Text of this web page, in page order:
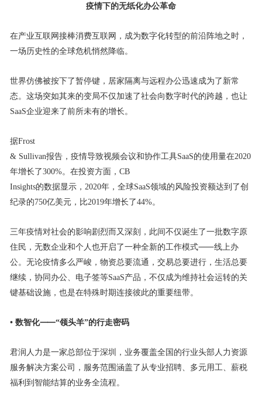
疫情下的无纸化办公革命
在产业互联网接棒消费互联网，成为数字化转型的前沿阵地之时，
一场历史性的全球危机悄然降临。
世界仿佛被按下了暂停键，居家隔离与远程办公迅速成为了新常
态。这场突如其来的变局不仅加速了社会向数字时代的跨越，也让
SaaS企业迎来了前所未有的增长。
据Frost
& Sullivan报告，疫情导致视频会议和协作工具SaaS的使用量在2020
年增长了300%。在投资方面，CB
Insights的数据显示，2020年，全球SaaS领域的风险投资额达到了创
纪录的750亿美元，比2019年增长了44%。
三年疫情对社会的影响剧烈而又深刻，此间不仅诞生了一批数字原
住民，无数企业和个人也开启了一种全新的工作模式⸺线上办
公。无论疫情多么严峻，物资总要流通，交易总要进行，生活总要
继续，协同办公、电子签等SaaS产品，不仅成为维持社会运转的关
键基础设施，也是在特殊时期连接彼此的重要纽带。
• 数智化⸺“领头羊”的行走密码
君润人力是一家总部位于深圳，业务覆盖全国的行业头部人力资源
服务解决方案公司，服务范围涵盖了从专业招聘、多元用工、薪税
福利到智能结算的业务全流程。